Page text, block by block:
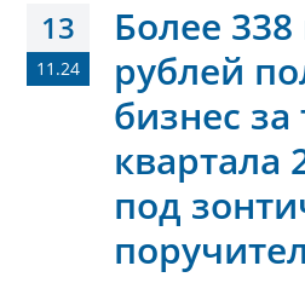
13
11.24
Более
рублей
бизнес за
квартала
под